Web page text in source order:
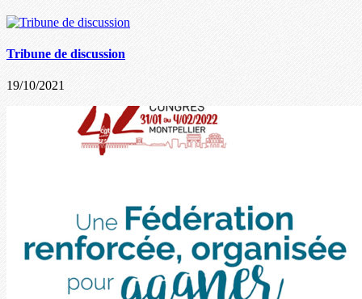
Tribune de discussion
19/10/2021